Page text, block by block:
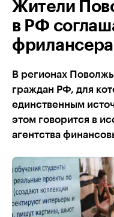
Жители
в РФ
В регионах
граждан РФ, для
единственным
этом говорится в
агентства